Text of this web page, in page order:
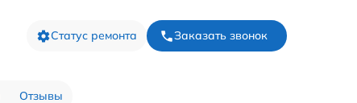
Статус ремонта Заказать звонок
Отзывы